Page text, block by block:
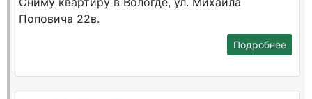
Поповича 22в.
Подробнее